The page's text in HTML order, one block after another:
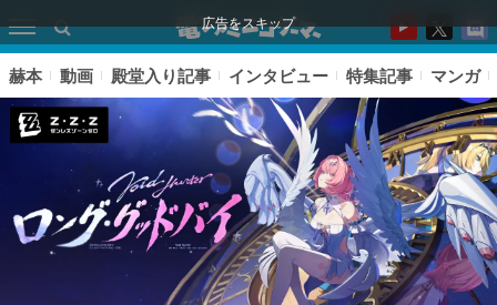
広告をスキップ
赫本 動画 殿堂入り記事 インタビュー 特集記事 マンガ